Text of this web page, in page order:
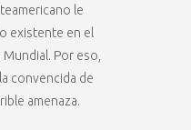
le
existente en el
Por eso,
convencida de
amenaza.